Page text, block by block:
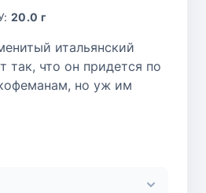
20.0 г
итальянский
так, что он придется по
но уж им